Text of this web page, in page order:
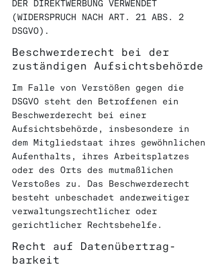
DER DIREKTWERBUNG VERWENDET
(WIDERSPRUCH NACH ART. 21 ABS. 2
DSGVO).
Beschwerde­recht bei der
zuständigen Aufsichts­behörde
Im Falle von Verstößen gegen die
DSGVO steht den Betroffenen ein
Beschwerderecht bei einer
Aufsichtsbehörde, insbesondere in
dem Mitgliedstaat ihres gewöhnlichen
Aufenthalts, ihres Arbeitsplatzes
oder des Orts des mutmaßlichen
Verstoßes zu. Das Beschwerderecht
besteht unbeschadet anderweitiger
verwaltungsrechtlicher oder
gerichtlicher Rechtsbehelfe.
Recht auf Daten­übertrag­
barkeit